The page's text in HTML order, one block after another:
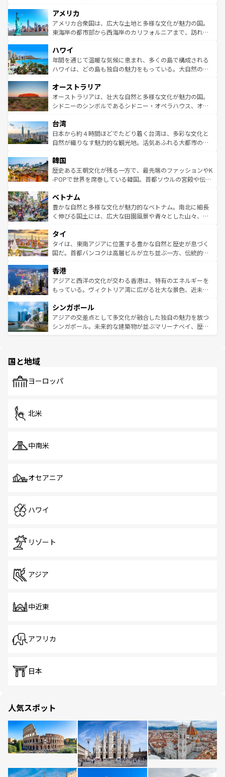
ンツ一覧を参照してほしい。
の建物がそのまま残る町や、スイスならではのユニークな
博物館もあり、アルプス観光だけでなく町歩きも満喫する
ことができる。国民の所得が高いため物価も高いが、旅行
ば市内交通費無料で観光を楽しむこともできる。 なお、新
着のスイス情報はコンテンツ一覧 を参照してほしい。
アメリカ
アメリカ合衆国は、広大な土地と多様な文化が魅力の国。
東海岸の都市部から西海岸のカリフォルニアまで、訪れる
のような巨大都市は、観光、ショッピング、エンターテイ
ンメントが詰まった刺激的なスポットだ。一方、アメリカ
西部には大自然が広がり、グランドキャニオンやイエロー
部のニューオーリンズでは、音楽と美食が融合した独特の
文化が魅力。旅行者はアメリカの各地域で異なる魅力を楽
しみながら、その多様性と豊かな歴史を感じることができ
ならではの贅沢な旅のスタイルだ。 なお、新着のアメリカ
情報はコンテンツ一覧を参照してほしい。
ハワイ
年間を通じて温暖な気候に恵まれ、多くの島で構成される
ハワイは、どの島も独自の魅力をもっている。大自然の神
ワイ島は見逃せない。また、定番の観光地といえばオアフ
島だが、静かな自然を求めるならマウイ島やカウアイ島が
おすすめ。エメラルドグリーンに輝く海をはじめ、豊かな
れるおもてなしの心で訪れる人々を迎えてくれるハワイの
人々、おいしいローカルフードやハワイアンミュージッ
ク、伝統的なフラダンスなど、すべてがハワイの魅力を彩
ワイを、存分に味わってほしい。 なお、新着のハワイ情報
はコンテンツ一覧を参照してほしい。
オーストラリア
オーストラリアは、壮大な自然と多様な文化が魅力の国。
シドニーのシンボルであるシドニー・オペラハウス、オー
リアリーフや大陸中央部にそびえるウルル（エアーズロッ
ク）、タスマニアの美しい原生林やケアンズの熱帯雨林な
ど、見どころがたくさん。また、カフェやワイン、オージ
いる。アクティビティも充実しており、サーフィンやダイ
ビング、ハイキングなど、アウトドア好きにはたまらな
い。オーストラリアの多彩な魅力を存分に味わいつくそ
参照してほしい。
台湾
日本から約４時間ほどでたどり着く台湾は、多彩な文化と
自然が織りなす魅力的な観光地。活気あふれる大都市の台
ン）、静ひつな山岳地帯である台湾東部など、都市の喧騒
と山間の静けさが共存しており、訪れる人に新しい発見と
驚きをもたらしてくれる。また、奥深い台湾の食文化も魅
容にもいいと評判のスイーツなど、バラエティ豊かな料理
が味わえる。 なお、新着の台湾情報は コンテンツ一覧を参
照してほしい。
韓国
歴史ある王朝文化が残る一方で、最先端のファッションやK
-POPで世界を席巻している韓国。首都ソウルの宮殿や伝統
き、地方に足を延ばせば四季折々の自然美を楽しむことが
できる。そして、キムチや焼肉、絶品のストリートフード
まで、さまざまな韓国料理が待っている。夜には、韓国な
リティに包まれながら、韓国の多彩な魅力を心ゆくまで味
わってみてほしい。 なお、新着の韓国情報はコンテンツ一
覧を参照してほしい。
ベトナム
豊かな自然と多様な文化が魅力的なベトナム。南北に細長
く伸びる国土には、広大な田園風景や青々とした山々、世
急速な発展と共に伝統が息づく。ハノイの古い町並みやホ
ーチミン市のフランス統治時代の建物も、独特の雰囲気を
醸し出している。また、バラエティの豊かさとおいしさで
とつ。フォーやバインミー、ベトナムコーヒーなどは、ぜ
ひ現地で味わいたい。どの地域を訪れてもあたたかい人々
が旅行者を迎えてくれるので、きっと忘れられない旅にな
参照してほしい。
タイ
タイは、東南アジアに位置する豊かな自然と歴史が息づく
国だ。首都バンコクは高層ビルが立ち並ぶ一方、伝統的な
の活気が交差している。北部ではチェンマイなどの山岳地
帯で自然と触れ合い、南部ではプーケットやクラビの美し
いビーチでリゾート気分を楽しむことができる。タイ料理
激する。気候は一年中温暖で、どの季節にも異なる楽しみ
が待っている。親しみやすいタイの人々、仏教を中心とし
た文化、そして多様な観光資源が、訪れる旅人を魅了し続
香港
アジアと西洋の文化が交わる香港は、特有のエネルギーを
もっている。ヴィクトリア湾に広がる壮大な景色、近未来
み、どこを訪れても感動するはず。観光スポットが密集し
ており、効率よく見どころを回れるのも魅力。息をのむよ
うな絶景から文化的な体験まで、香港を存分に楽しみ尽く
シンガポール
アジアの交差点として多文化が融合した独自の魅力を放つ
シンガポール。未来的な建築物が並ぶマリーナベイ、歴史
で、ホーカーズは地元の風情を楽しめる外せないスポット
国と地域
ヨーロッパ
北米
中南米
オセアニア
ハワイ
リゾート
アジア
中近東
アフリカ
日本
人気スポット